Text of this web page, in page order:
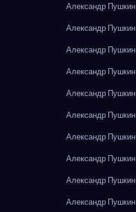
Александр
Александр
Александр
Александр
Александр
Александр
Александр
Александр
Александр
Александр